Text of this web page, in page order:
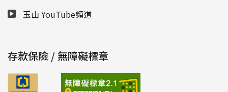
玉山 YouTube頻道
存款保險 / 無障礙標章